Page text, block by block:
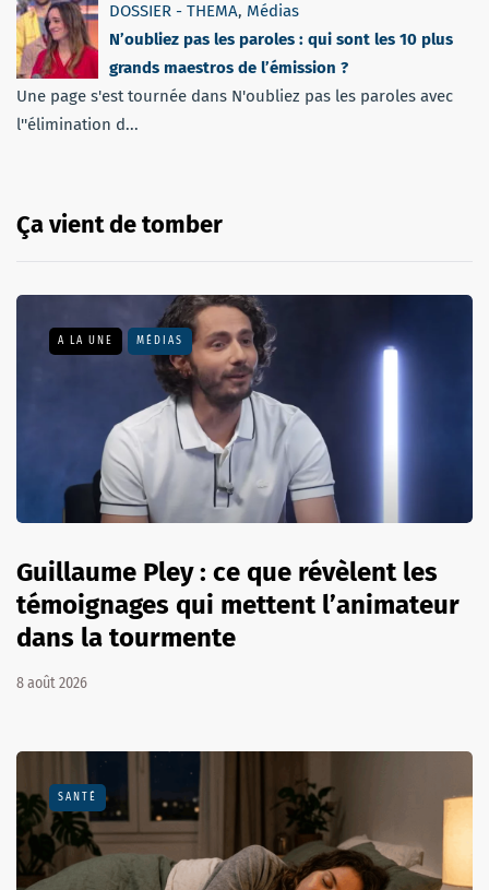
DOSSIER - THEMA, Médias
N’oubliez pas les paroles : qui sont les 10 plus
grands maestros de l’émission ?
Une page s'est tournée dans N'oubliez pas les paroles avec
l''élimination d...
Ça vient de tomber
A LA UNE MÉDIAS
Guillaume Pley : ce que révèlent les
témoignages qui mettent l’animateur
dans la tourmente
8 août 2026
SANTÉ